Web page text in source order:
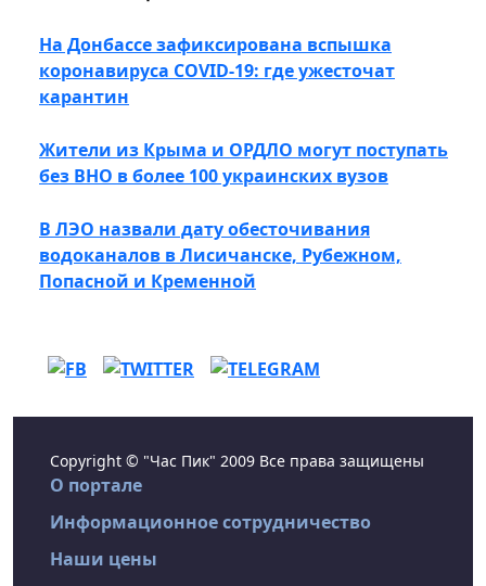
На Донбассе зафиксирована вспышка
коронавируса COVID-19: где ужесточат
карантин
Жители из Крыма и ОРДЛО могут поступать
без ВНО в более 100 украинских вузов
В ЛЭО назвали дату обесточивания
водоканалов в Лисичанске, Рубежном,
Попасной и Кременной
Copyright © "Час Пик" 2009 Все права защищены
О портале
Информационное сотрудничество
Наши цены